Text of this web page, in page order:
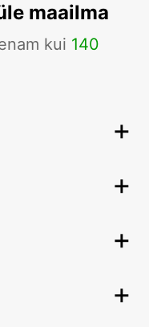
maailma
kui 140